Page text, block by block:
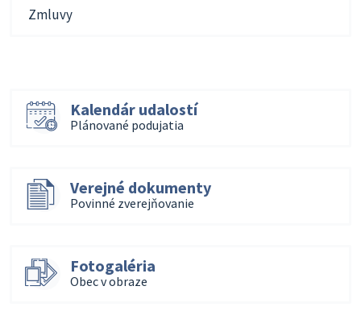
Zmluvy
Kalendár udalostí
Plánované podujatia
Verejné dokumenty
Povinné zverejňovanie
Fotogaléria
Obec v obraze